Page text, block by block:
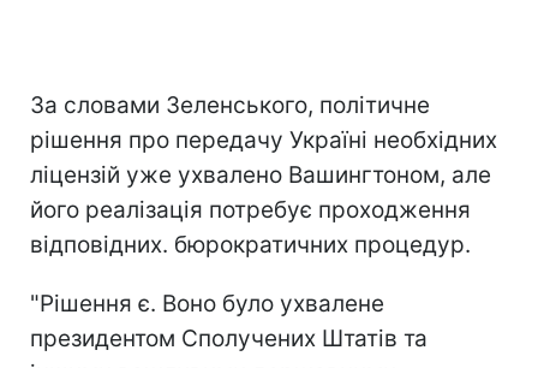
За словами Зеленського, політичне
рішення про передачу Україні необхідних
ліцензій уже ухвалено Вашингтоном, але
його реалізація потребує проходження
відповідних. бюрократичних процедур.
"Рішення є. Воно було ухвалене
президентом Сполучених Штатів та